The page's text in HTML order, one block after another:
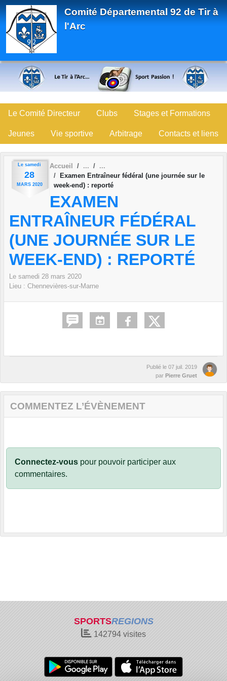
Comité Départemental 92 de Tir à
l'Arc
Le Comité Directeur Clubs Stages et Formations
Jeunes Vie sportive Arbitrage Contacts et liens
Le samedi
28
MARS 2020
Accueil
Examen Entraîneur fédéral (une journée sur le
week-end) : reporté
EXAMEN
ENTRAÎNEUR FÉDÉRAL
(UNE JOURNÉE SUR LE
WEEK-END) : REPORTÉ
Le samedi 28 mars 2020
Lieu : Chennevières-sur-Marne
Publié le 07 juil. 2019
par Pierre Gruet
COMMENTEZ L’ÉVÈNEMENT
Connectez-vous pour pouvoir participer aux
commentaires.
SPORTSREGIONS
142794 visites
Panneau de gestion des cookies